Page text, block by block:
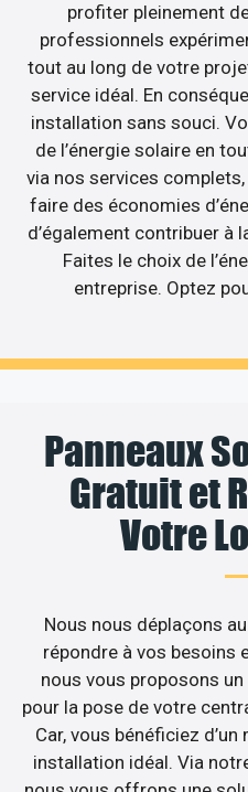
profiter pleinement
professionnels
tout au long de votre
service idéal. En
installation sans souci.
de l’énergie solaire en
via nos services
faire des économies
d’également contribuer à
Faites le choix de
entreprise. Optez
Panneaux
Gratuit et
Votre
Nous nous déplaçons
répondre à vos besoins
nous vous proposons
pour la pose de votre
Car, vous bénéficiez
installation idéal. Via